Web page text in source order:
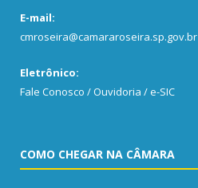
E-mail:
cmroseira@camararoseira.sp.gov.br
Eletrônico:
Fale Conosco / Ouvidoria / e-SIC
COMO CHEGAR NA CÂMARA